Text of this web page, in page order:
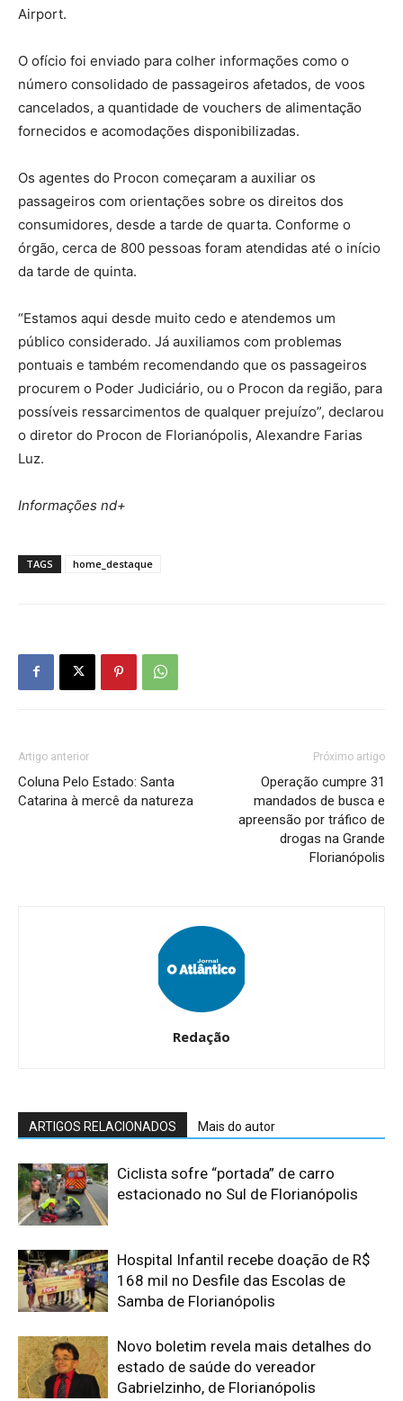
Airport.
O ofício foi enviado para colher informações como o
número consolidado de passageiros afetados, de voos
cancelados, a quantidade de vouchers de alimentação
fornecidos e acomodações disponibilizadas.
Os agentes do Procon começaram a auxiliar os
passageiros com orientações sobre os direitos dos
consumidores, desde a tarde de quarta. Conforme o
órgão, cerca de 800 pessoas foram atendidas até o início
da tarde de quinta.
“Estamos aqui desde muito cedo e atendemos um
público considerado. Já auxiliamos com problemas
pontuais e também recomendando que os passageiros
procurem o Poder Judiciário, ou o Procon da região, para
possíveis ressarcimentos de qualquer prejuízo”, declarou
o diretor do Procon de Florianópolis, Alexandre Farias
Luz.
Informações nd+
TAGS home_destaque
Artigo anterior
Coluna Pelo Estado: Santa
Catarina à mercê da natureza
Próximo artigo
Operação cumpre 31
mandados de busca e
apreensão por tráfico de
drogas na Grande
Florianópolis
Redação
ARTIGOS RELACIONADOS Mais do autor
Ciclista sofre “portada” de carro
estacionado no Sul de Florianópolis
Hospital Infantil recebe doação de R$
168 mil no Desfile das Escolas de
Samba de Florianópolis
Novo boletim revela mais detalhes do
estado de saúde do vereador
Gabrielzinho, de Florianópolis